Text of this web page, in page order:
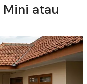
Mini atau